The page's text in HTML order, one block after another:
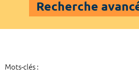
Recherche
Mots-clés :